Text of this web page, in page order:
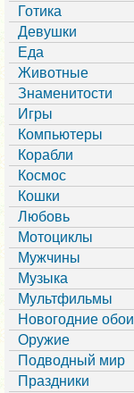
Готика
Девушки
Еда
Животные
Знаменитости
Игры
Компьютеры
Корабли
Космос
Кошки
Любовь
Мотоциклы
Мужчины
Музыка
Мультфильмы
Новогодние обои
Оружие
Подводный мир
Праздники